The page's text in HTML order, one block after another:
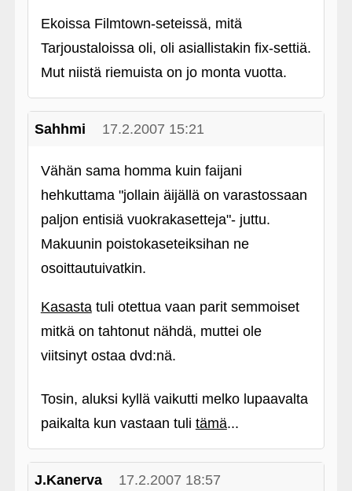
Ekoissa Filmtown-seteissä, mitä
Tarjoustaloissa oli, oli asiallistakin fix-settiä.
Mut niistä riemuista on jo monta vuotta.
Sahhmi 17.2.2007 15:21
Vähän sama homma kuin faijani
hehkuttama "jollain äijällä on varastossaan
paljon entisiä vuokrakasetteja"- juttu.
Makuunin poistokaseteiksihan ne
osoittautuivatkin.
Kasastatuli otettua vaan parit semmoiset
mitkä on tahtonut nähdä, muttei ole
viitsinyt ostaa dvd:nä.
Tosin, aluksi kyllä vaikutti melko lupaavalta
paikalta kun vastaan tuli tämä...
J.Kanerva 17.2.2007 18:57